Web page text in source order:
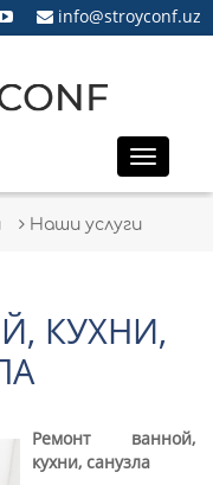
info@stroyconf.uz
Toggle
Наши услуги
КУХНИ,
Ремонт ванной,
кухни, санузла